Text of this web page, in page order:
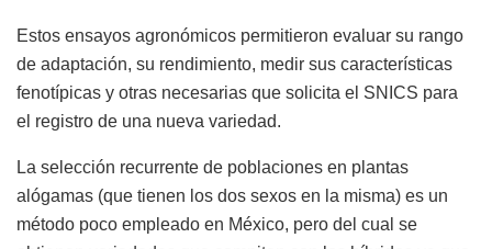
Estos ensayos agronómicos permitieron evaluar su rango
de adaptación, su rendimiento, medir sus características
fenotípicas y otras necesarias que solicita el SNICS para
el registro de una nueva variedad.
La selección recurrente de poblaciones en plantas
alógamas (que tienen los dos sexos en la misma) es un
método poco empleado en México, pero del cual se